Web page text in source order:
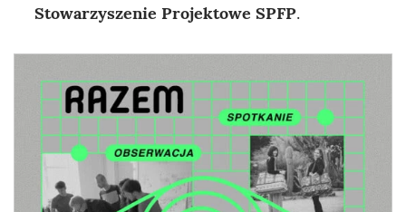
Stowarzyszenie Projektowe SPFP.